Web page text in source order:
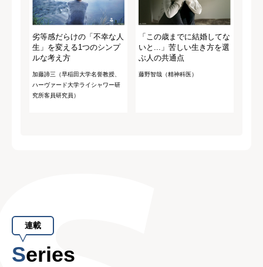
劣等感だらけの「不幸な人
生」を変える1つのシンプ
ルな考え方
加藤諦三（早稲田大学名誉教授、
ハーヴァード大学ライシャワー研
究所客員研究員）
「この歳までに結婚してな
いと...」苦しい生き方を選
ぶ人の共通点
藤野智哉（精神科医）
連載
Series